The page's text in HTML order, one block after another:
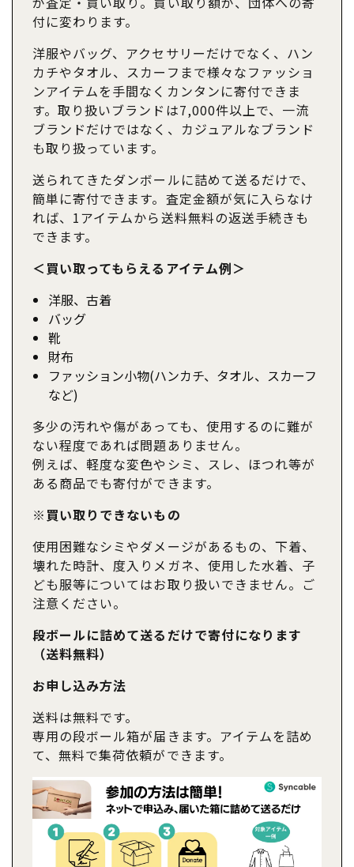
付に変わります。
洋服やバッグ、アクセサリーだけでなく、ハン
カチやタオル、スカーフまで様々なファッショ
ンアイテムを手間なくカンタンに寄付できま
す。取り扱いブランドは7,000件以上で、一流
ブランドだけではなく、カジュアルなブランド
も取り扱っています。
送られてきたダンボールに詰めて送るだけで、
簡単に寄付できます。査定金額が気に入らなけ
れば、1アイテムから送料無料の返送手続きも
できます。
＜買い取ってもらえるアイテム例＞
洋服、古着
バッグ
靴
財布
ファッション小物(ハンカチ、タオル、スカーフ
など)
多少の汚れや傷があっても、使用するのに難が
ない程度であれば問題ありません。
例えば、軽度な変色やシミ、スレ、ほつれ等が
ある商品でも寄付ができます。
※買い取りできないもの
使用困難なシミやダメージがあるもの、下着、
壊れた時計、度入りメガネ、使用した水着、子
ども服等についてはお取り扱いできません。ご
注意ください。
段ボールに詰めて送るだけで寄付になります
（送料無料）
お申し込み方法
送料は無料です。
専用の段ボール箱が届きます。アイテムを詰め
て、無料で集荷依頼ができます。